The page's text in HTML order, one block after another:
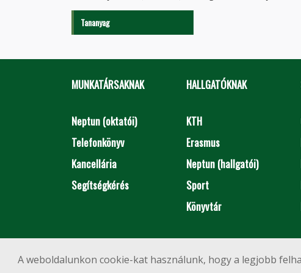
A weboldalunkon cookie-kat használunk, hogy a legjobb
Tananyag
MUNKATÁRSAKNAK
Neptun (oktatói)
Telefonkönyv
Kancellária
Segítségkérés
HALLGATÓKNAK
KTH
Erasmus
Neptun (hallgatói)
Sport
Könyvtár
1111